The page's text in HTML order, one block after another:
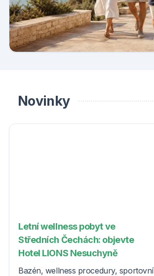
Novinky
Letní wellness pobyt ve
Středních Čechách: objevte
Hotel LIONS Nesuchyně
Bazén, wellness procedury, sportovní